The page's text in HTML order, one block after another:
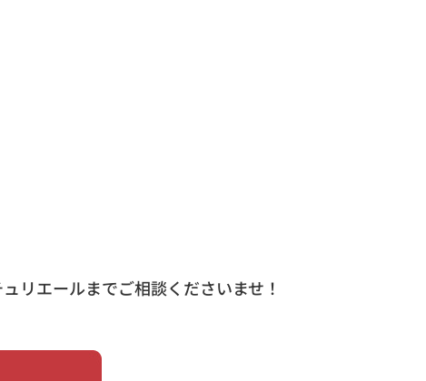
リエールまでご相談くださいませ！